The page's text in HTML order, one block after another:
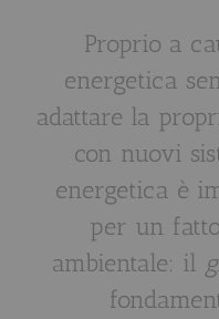
Proprio a
energetica
adattare la
con nuovi
energetica è
per un
ambientale: il